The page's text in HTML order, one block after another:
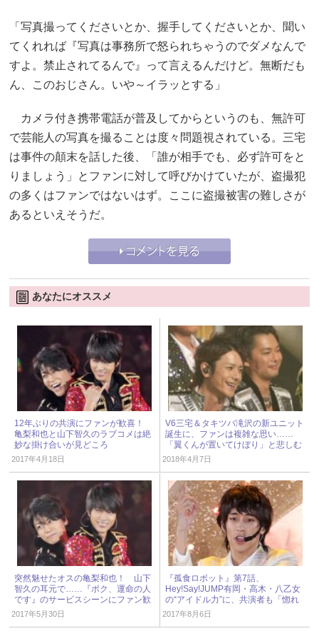
「写真撮ってくださいとか、握手してくださいとか、聞い
てくれれば『写真は事務所で怒られちゃうのでダメなんで
すよ。禁止されてるんで』って言えるんだけど。無断だも
ん、このおじさん。いや～イラッとする」
カメラ付き携帯電話が普及してからというのも、無許可
で芸能人の写真を撮ることは度々問題視されている。三宅
は事件の顛末を話した後、「誰が相手でも、必ず許可をと
りましょう」とファンに対して呼びかけていたが、盗撮犯
の多くはファンではないはず。ここに盗撮被害の難しさが
あるといえそうだ。
あなたにオススメ
12年ぶりの共演にファンが歓喜！
亀梨和也と山下智久のラブコメは絶
妙な掛け合いが見どころ
2017年4月18日
V6三宅＆タキツバ滝沢の新ユニット
誕生に、ファンは複雑な思い……
「翼くんが置いてけぼり」と悲しむ
声
2018年4月7日
突然魅せたオスの亀梨和也！ 山下
智久の耳元で……『ボク、運命の人
です』のサービスシーンにファン歓
喜
2017年5月30日
『孤食ロボット』第7話、
Hey!Say!JUMP有岡・高木・八乙女
の“アイドル力”に、共演者も「惚れ
てまうやろ」と絶賛！
2017年8月6日